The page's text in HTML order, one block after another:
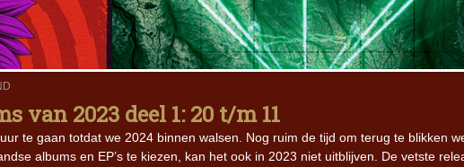
van 2023 deel 1: 20 t/m 11
te gaan totdat we 2024 binnen walsen. Nog ruim de tijd om terug te blikken
albums en EP’s te kiezen, kan het ook in 2023 niet uitblijven. De vetste
Roll-stijl